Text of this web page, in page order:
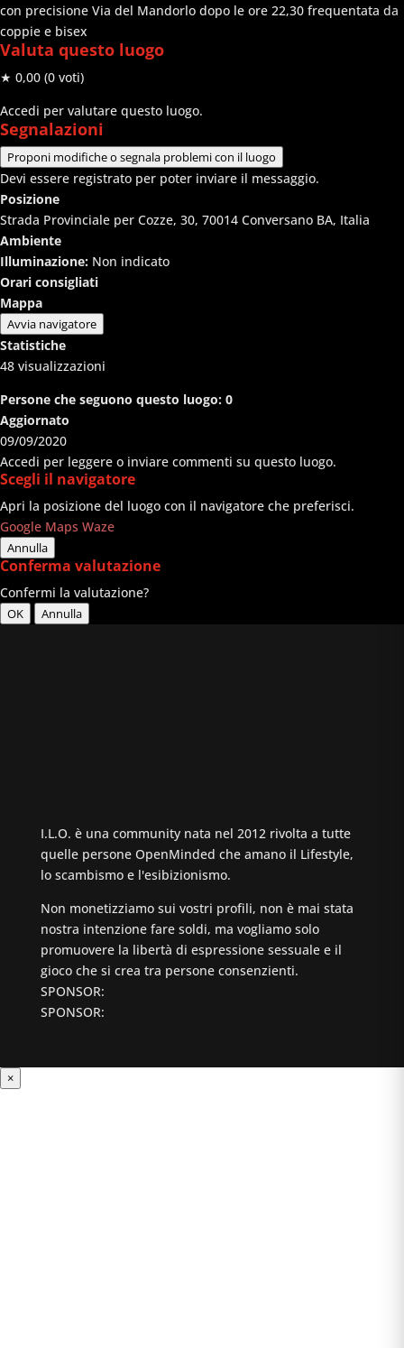
con precisione Via del Mandorlo dopo le ore 22,30 frequentata da
coppie e bisex
Valuta questo luogo
★ 0,00 (0 voti)
Accedi per valutare questo luogo.
Segnalazioni
Proponi modifiche o segnala problemi con il luogo
Devi essere registrato per poter inviare il messaggio.
Posizione
Strada Provinciale per Cozze, 30, 70014 Conversano BA, Italia
Ambiente
Illuminazione: Non indicato
Orari consigliati
Mappa
Avvia navigatore
Statistiche
48 visualizzazioni
Persone che seguono questo luogo: 0
Aggiornato
09/09/2020
Accedi per leggere o inviare commenti su questo luogo.
Scegli il navigatore
Apri la posizione del luogo con il navigatore che preferisci.
Google Maps Waze
Annulla
Conferma valutazione
Confermi la valutazione?
OK Annulla
I.L.O. è una community nata nel 2012 rivolta a tutte
quelle persone OpenMinded che amano il Lifestyle,
lo scambismo e l'esibizionismo.
Non monetizziamo sui vostri profili, non è mai stata
nostra intenzione fare soldi, ma vogliamo solo
promuovere la libertà di espressione sessuale e il
gioco che si crea tra persone consenzienti.
SPONSOR:
SPONSOR:
×